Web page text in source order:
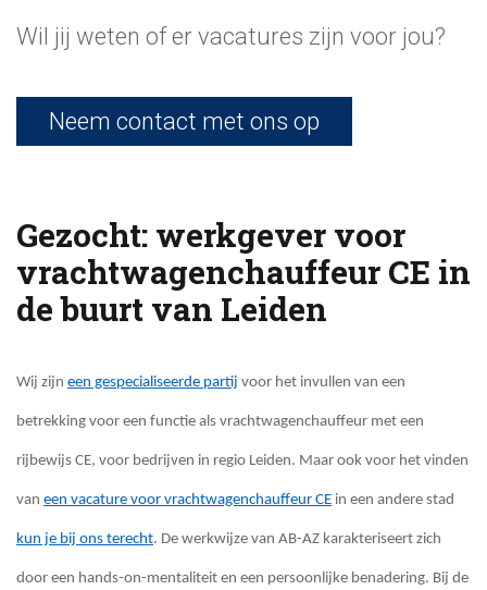
Wil jij weten of er vacatures zijn voor jou?
Neem contact met ons op
Gezocht: werkgever voor
vrachtwagenchauffeur CE in
de buurt van Leiden
Wij zijn een gespecialiseerde partij voor het invullen van een
betrekking voor een functie als vrachtwagenchauffeur met een
rijbewijs CE, voor bedrijven in regio Leiden. Maar ook voor het vinden
van een vacature voor vrachtwagenchauffeur CE in een andere stad
kun je bij ons terecht. De werkwijze van AB-AZ karakteriseert zich
door een hands-on-mentaliteit en een persoonlijke benadering. Bij de